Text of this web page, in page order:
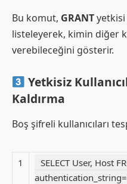
Bu komut, GRANTyetkisi
listeleyerek, kimin diğer
verebileceğini gösterir.
Yetkisiz
Kaldırma
Boş şifreli kullanıcıları
1
SELECT User, Host